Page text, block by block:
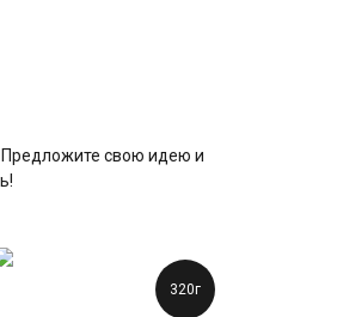
Предложите свою идею и
320г